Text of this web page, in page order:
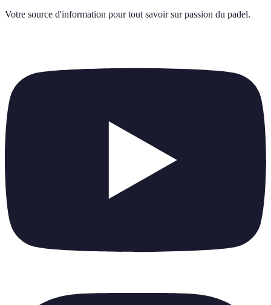
Votre source d'information pour tout savoir sur passion du padel.